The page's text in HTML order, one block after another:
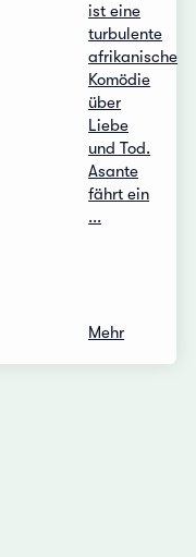
ist eine
turbulente
afrikanische
Komödie
über
Liebe
und Tod.
Asante
fährt ein
...
Mehr